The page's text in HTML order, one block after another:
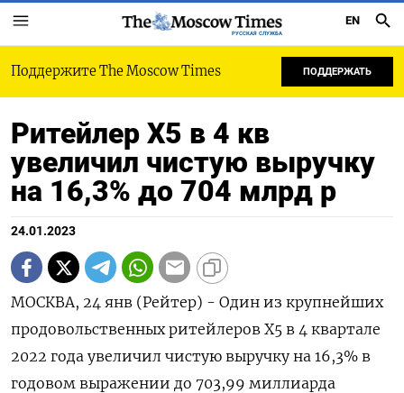
РУССКАЯ СЛУЖБА
EN
Поддержите The Moscow Times ПОДДЕРЖАТЬ
Ритейлер Х5 в 4 кв
увеличил чистую выручку
на 16,3% до 704 млрд р
24.01.2023
МОСКВА, 24 янв (Рейтер) - Один из крупнейших
продовольственных ритейлеров Х5 в 4 квартале
2022 года увеличил чистую выручку на 16,3% в
годовом выражении до 703,99 миллиарда